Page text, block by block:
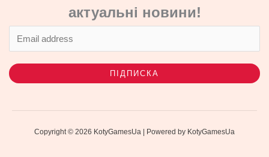
актуальні новини!
ПІДПИСКА
Copyright © 2026 KotyGamesUa | Powered by KotyGamesUa